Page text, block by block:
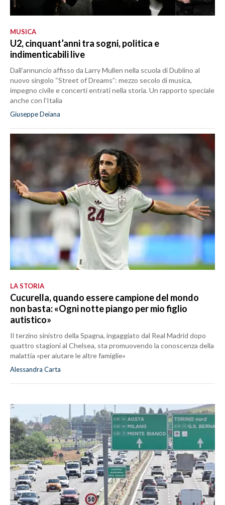
MUSICA
U2, cinquant’anni tra sogni, politica e
indimenticabili live
Dall’annuncio affisso da Larry Mullen nella scuola di Dublino al
nuovo singolo “Street of Dreams”: mezzo secolo di musica,
impegno civile e concerti entrati nella storia. Un rapporto speciale
anche con l’Italia
Giuseppe Deiana
LA STORIA
Cucurella, quando essere campione del mondo
non basta: «Ogni notte piango per mio figlio
autistico»
Il terzino sinistro della Spagna, ingaggiato dal Real Madrid dopo
quattro stagioni al Chelsea, sta promuovendo la conoscenza della
malattia «per aiutare le altre famiglie»
Alessandra Carta